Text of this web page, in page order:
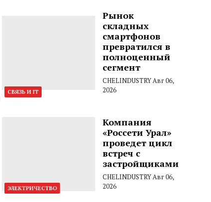
СВЯЗЬ И IT
Рынок
складных
смартфонов
превратился в
полноценный
сегмент
CHELINDUSTRYАвг 06,
2026
ЭЛЕКТРИЧЕСТВО
Компания
«Россети Урал»
проведет цикл
встреч с
застройщиками
CHELINDUSTRYАвг 06,
2026